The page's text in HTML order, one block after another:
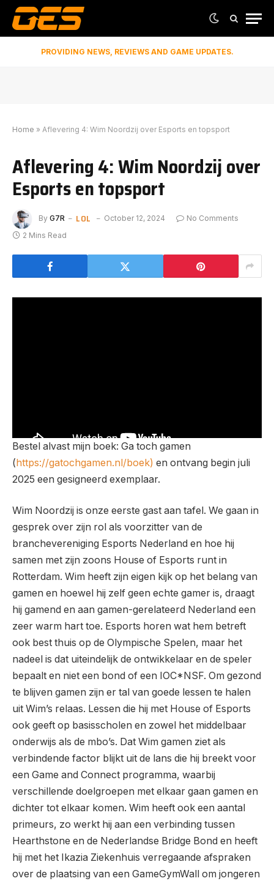
PROVIDING NEWS, REVIEWS AND GAME UPDATES.
Home » Aflevering 4: Wim Noordzij over Esports en topsport
Aflevering 4: Wim Noordzij over
Esports en topsport
By G7R LOL October 12, 2024
No Comments
2 Mins Read
Bestel alvast ⁠⁠mijn boek: Ga toch gamen⁠⁠
(https://gatochgamen.nl/boek) en ontvang begin juli
2025 een gesigneerd exemplaar.
Wim Noordzij is onze eerste gast aan tafel. We gaan in
gesprek over zijn rol als voorzitter van de
branchevereniging Esports Nederland en hoe hij
samen met zijn zoons House of Esports runt in
Rotterdam. Wim heeft zijn eigen kijk op het belang van
gamen en hoewel hij zelf geen echte gamer is, draagt
hij gamend en aan gamen-gerelateerd Nederland een
zeer warm hart toe. Esports horen wat hem betreft
ook best thuis op de Olympische Spelen, maar het
nadeel is dat uiteindelijk de ontwikkelaar en de speler
bepaalt en niet een bond of een IOC*NSF. Om gezond
te blijven gamen zijn er tal van goede lessen te halen
uit Wim’s relaas. Lessen die hij met House of Esports
ook geeft op basisscholen en zowel het middelbaar
onderwijs als de mbo’s. Dat Wim gamen ziet als
verbindende factor blijkt uit de lans die hij breekt voor
een Game and Connect programma, waarbij
verschillende doelgroepen met elkaar gaan gamen en
dichter tot elkaar komen. Wim heeft ook een aantal
primeurs, zo werkt hij aan een verbinding tussen
Hearthstone en de Nederlandse Bridge Bond en heeft
hij met het Ikazia Ziekenhuis verregaande afspraken
over de plaatsing van een GameGymWall om jongeren